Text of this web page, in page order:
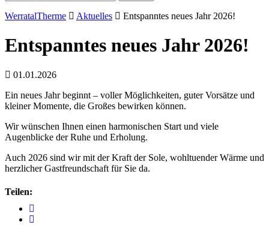
WerratalTherme Aktuelles Entspanntes neues Jahr 2026!
Entspanntes neues Jahr 2026!
01.01.2026
Ein neues Jahr beginnt – voller Möglichkeiten, guter Vorsätze und
kleiner Momente, die Großes bewirken können.
Wir wünschen Ihnen einen harmonischen Start und viele
Augenblicke der Ruhe und Erholung.
Auch 2026 sind wir mit der Kraft der Sole, wohltuender Wärme und
herzlicher Gastfreundschaft für Sie da.
Teilen: